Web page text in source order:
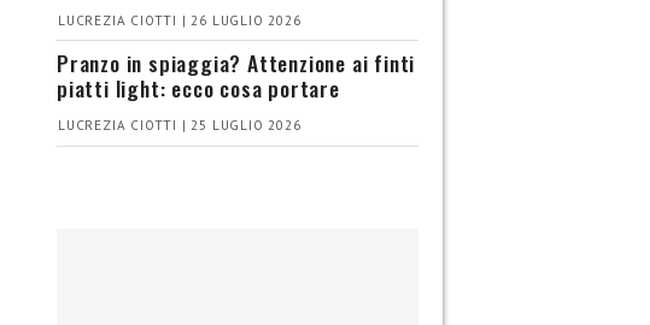
LUCREZIA CIOTTI | 26 LUGLIO 2026
Pranzo in spiaggia? Attenzione ai finti
piatti light: ecco cosa portare
LUCREZIA CIOTTI | 25 LUGLIO 2026